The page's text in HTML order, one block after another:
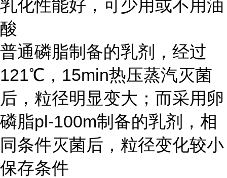
乳化性能好，可少用或不用油
酸
普通磷脂制备的乳剂，经过
121℃，15min热压蒸汽灭菌
后，粒径明显变大；而采用卵
磷脂pl-100m制备的乳剂，相
同条件灭菌后，粒径变化较小
保存条件